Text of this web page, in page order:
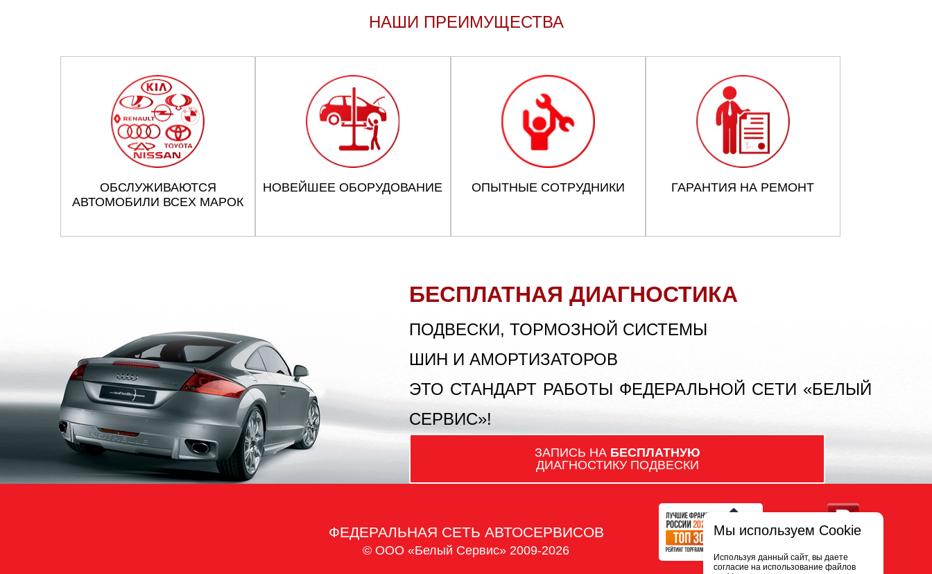
НАШИ ПРЕИМУЩЕСТВА
ОБСЛУЖИВАЮТСЯ
АВТОМОБИЛИ ВСЕХ МАРОК
НОВЕЙШЕЕ ОБОРУДОВАНИЕ ОПЫТНЫЕ СОТРУДНИКИ ГАРАНТИЯ НА РЕМОНТ
БЕСПЛАТНАЯ ДИАГНОСТИКА
ПОДВЕСКИ, ТОРМОЗНОЙ СИСТЕМЫ
ШИН И АМОРТИЗАТОРОВ
ЭТО СТАНДАРТ РАБОТЫ ФЕДЕРАЛЬНОЙ СЕТИ «БЕЛЫЙ
СЕРВИС»!
ЗАПИСЬ НА БЕСПЛАТНУЮ
ДИАГНОСТИКУ ПОДВЕСКИ
ФЕДЕРАЛЬНАЯ СЕТЬ АВТОСЕРВИСОВ
© ООО «Белый Сервис» 2009-2026
Мы используем Cookie
Используя данный сайт, вы даете
согласие на использование файлов